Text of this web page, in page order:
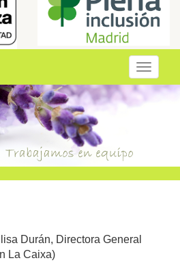
Toggle
Durán, Directora General
La Caixa)